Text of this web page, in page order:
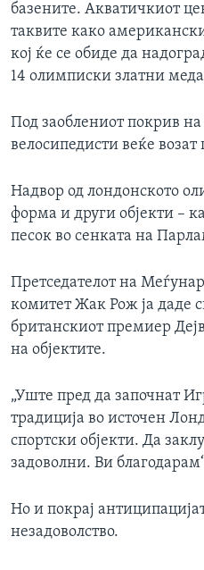
базените. Акватичкиот
таквите како
кој ќе се обиде да
14 олимписки златни
Под заоблениот покрив
велосипедисти веќе возат
Надвор од лондонското
форма и други објекти –
песок во сенката на
Претседателот на
комитет Жак Рож ја даде
британскиот премиер
на објектите.
„Уште пред да започнат
традиција во источен
спортски објекти. Да
задоволни. Ви
Но и покрај
незадоволство.